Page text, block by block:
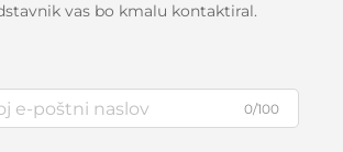
vas bo kmalu kontaktiral.
0/100